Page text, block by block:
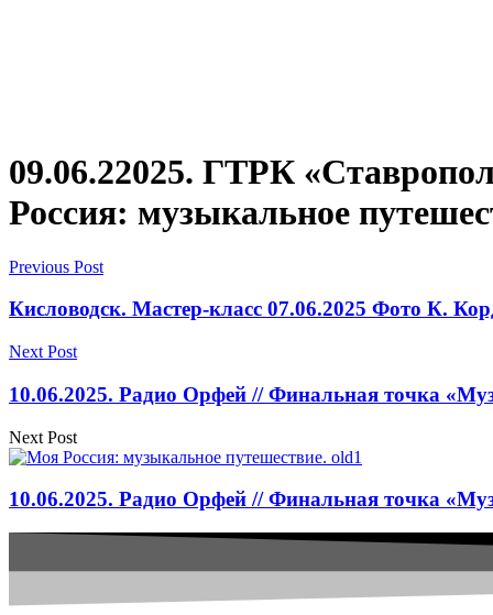
09.06.22025. ГТРК
Россия: музыкальное
Previous Post
Кисловодск. Мастер-класс 07.06.2025 Фото К.
Next Post
10.06.2025. Радио Орфей // Финальная точка
Next Post
10.06.2025. Радио Орфей // Финальная точка